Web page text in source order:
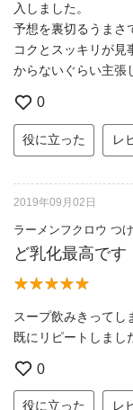
入しました。
予想を裏切るうまさ
コクとスッキリが見
からないぐらい主張
0
役に立った レ
2019年09月02日
ラーメンフクロウ つ
ど乳化最高です
スープ飲みきってし
既にリピートしまし
0
役に立った レ